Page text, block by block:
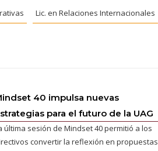
Lic. en Relaciones Internacionales
40 impulsa nuevas
para el futuro de la UAG
última sesión de Mindset 40 permitió a los
convertir la reflexión en propuestas